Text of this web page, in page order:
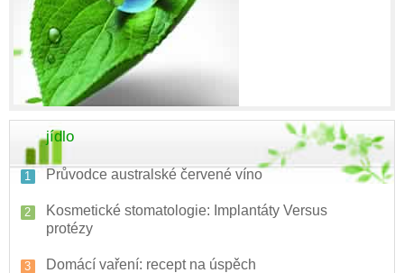
jídlo
Průvodce australské červené víno
Kosmetické stomatologie: Implantáty Versus
protézy
Domácí vaření: recept na úspěch